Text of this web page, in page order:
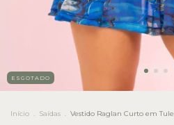
ESGOTADO
Início . Saídas . Vestido Raglan Curto em Tule